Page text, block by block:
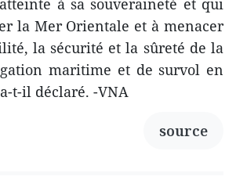
à sa souveraineté et qui
la Mer Orientale et à menacer
la sécurité et la sûreté de la
maritime et de survol en
t-il déclaré. -VNA
source